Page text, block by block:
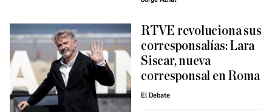
RTVE revoluciona sus
corresponsalías: Lara
Siscar, nueva
corresponsal en Roma
El Debate